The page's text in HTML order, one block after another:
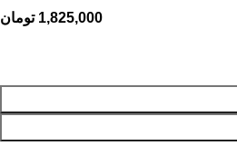
1,825,000 تومان